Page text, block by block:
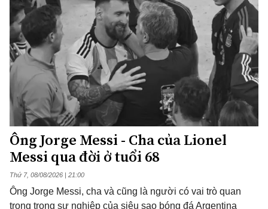
Ông Jorge Messi - Cha của Lionel
Messi qua đời ở tuổi 68
Thứ 7, 08/08/2026 | 21:00
Ông Jorge Messi, cha và cũng là người có vai trò quan
trọng trong sự nghiệp của siêu sao bóng đá Argentina